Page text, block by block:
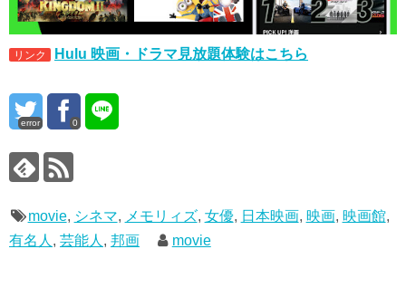
リンク Hulu 映画・ドラマ見放題体験はこちら
error 0
movie, シネマ, メモリィズ, 女優, 日本映画, 映画, 映画館,
有名人, 芸能人, 邦画 movie